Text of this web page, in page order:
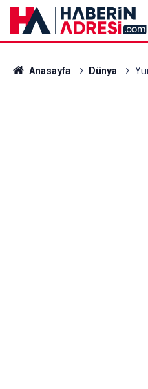
Anasayfa Dünya